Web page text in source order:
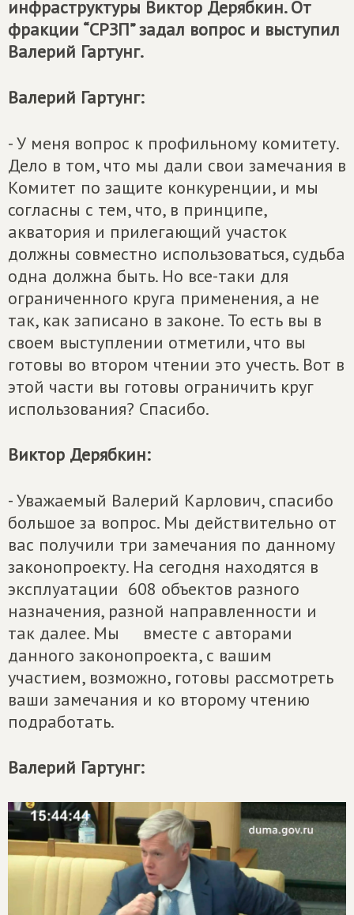
инфраструктуры Виктор Дерябкин. От
фракции “СРЗП” задал вопрос и выступил
Валерий Гартунг.
Валерий Гартунг:
- У меня вопрос к профильному комитету.
Дело в том, что мы дали свои замечания в
Комитет по защите конкуренции, и мы
согласны с тем, что, в принципе,
акватория и прилегающий участок
должны совместно использоваться, судьба
одна должна быть. Но все-таки для
ограниченного круга применения, а не
так, как записано в законе. То есть вы в
своем выступлении отметили, что вы
готовы во втором чтении это учесть. Вот в
этой части вы готовы ограничить круг
использования? Спасибо.
Виктор Дерябкин:
- Уважаемый Валерий Карлович, спасибо
большое за вопрос. Мы действительно от
вас получили три замечания по данному
законопроекту. На сегодня находятся в
эксплуатации 608 объектов разного
назначения, разной направленности и
так далее. Мы вместе с авторами
данного законопроекта, с вашим
участием, возможно, готовы рассмотреть
ваши замечания и ко второму чтению
подработать.
Валерий Гартунг: